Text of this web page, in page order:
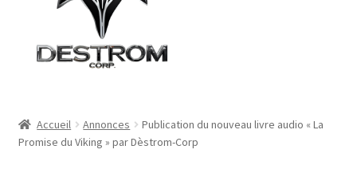
Le groupe
Accueil Annonces
Publication du nouveau livre audio « La
Promise du Viking » par Dèstrom-Corp